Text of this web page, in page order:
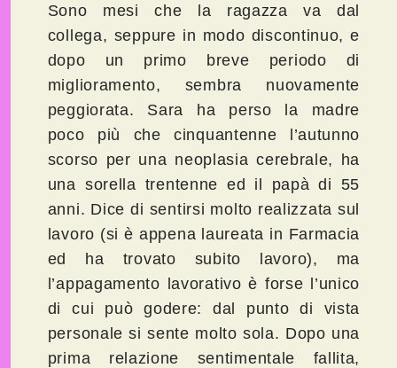
Sono mesi che la ragazza va dal
collega, seppure in modo discontinuo, e
dopo un primo breve periodo di
miglioramento, sembra nuovamente
peggiorata. Sara ha perso la madre
poco più che cinquantenne l’autunno
scorso per una neoplasia cerebrale, ha
una sorella trentenne ed il papà di 55
anni. Dice di sentirsi molto realizzata sul
lavoro (si è appena laureata in Farmacia
ed ha trovato subito lavoro), ma
l’appagamento lavorativo è forse l’unico
di cui può godere: dal punto di vista
personale si sente molto sola. Dopo una
prima relazione sentimentale fallita,